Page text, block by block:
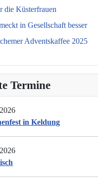
die Küsterfrauen
in Gesellschaft besser
Adventskaffee 2025
Termine
in Keldung